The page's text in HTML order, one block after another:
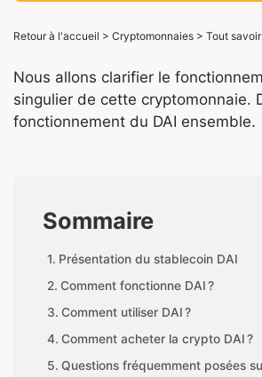
Retour à l'accueil > Cryptomonnaies > Tout
Nous allons clarifier le
singulier de cette cryptomonnaie.
fonctionnement du DAI ensemble.
Sommaire
Présentation du stablecoin DAI
Comment fonctionne DAI ?
Comment utiliser DAI ?
Comment acheter la crypto DAI ?
Questions fréquemment posées